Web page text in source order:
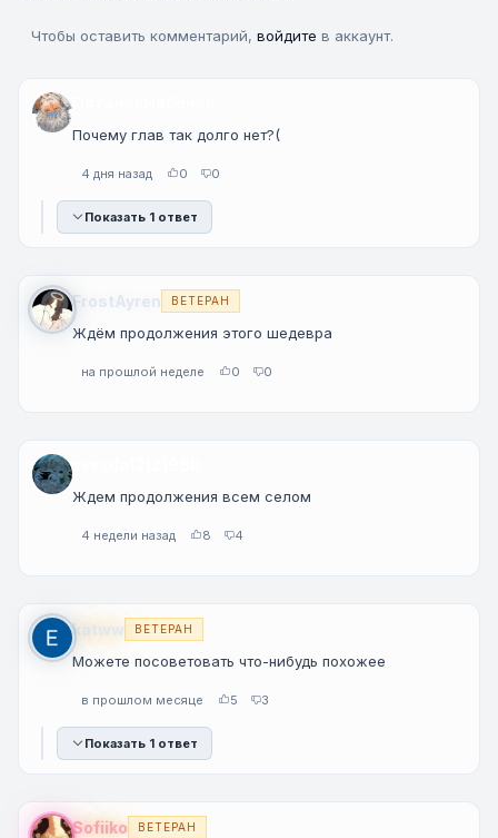
Чтобы оставить комментарий, войдите в аккаунт.
Почему глав так долго нет?(
4 дня назад 0 0
Показать 1 ответ
FrostAyren ВЕТЕРАН
Ждём продолжения этого шедевра
на прошлой неделе 0 0
Ждем продолжения всем селом
4 недели назад 8 4
katww ВЕТЕРАН
Можете посоветовать что-нибудь похожее
в прошлом месяце 5 3
Показать 1 ответ
Sofiiko ВЕТЕРАН